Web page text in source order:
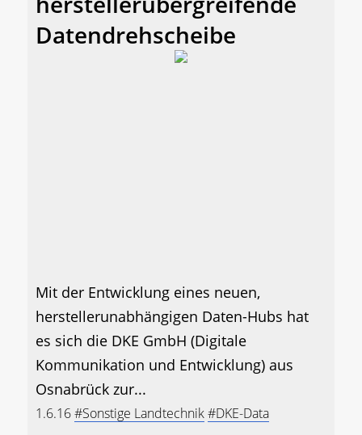
Datendrehscheibe
Mit der Entwicklung eines neuen,
herstellerunabhängigen Daten-Hubs hat
es sich die DKE GmbH (Digitale
Kommunikation und Entwicklung) aus
Osnabrück zur...
1.6.16#Sonstige Landtechnik#DKE-Data